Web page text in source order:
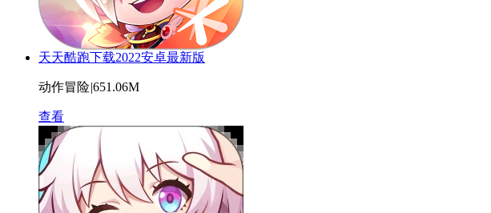
天天酷跑下载2022安卓最新版
动作冒险|651.06M
查看